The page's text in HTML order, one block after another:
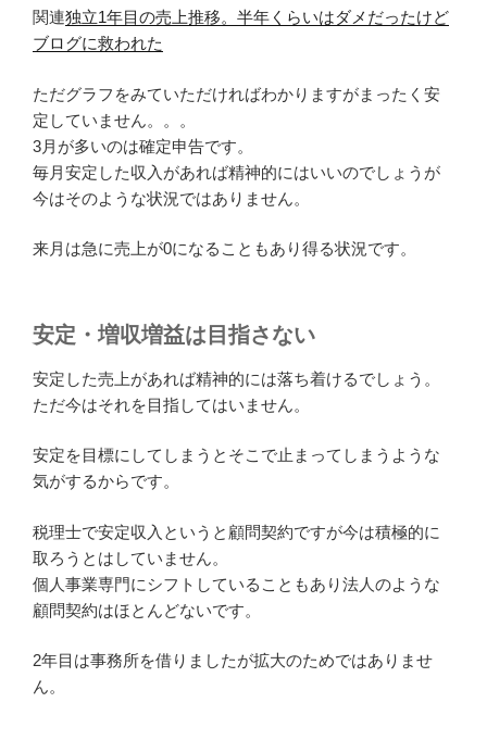
関連独立1年目の売上推移。半年くらいはダメだったけど
ブログに救われた
ただグラフをみていただければわかりますがまったく安
定していません。。。
3月が多いのは確定申告です。
毎月安定した収入があれば精神的にはいいのでしょうが
今はそのような状況ではありません。
来月は急に売上が0になることもあり得る状況です。
安定・増収増益は目指さない
安定した売上があれば精神的には落ち着けるでしょう。
ただ今はそれを目指してはいません。
安定を目標にしてしまうとそこで止まってしまうような
気がするからです。
税理士で安定収入というと顧問契約ですが今は積極的に
取ろうとはしていません。
個人事業専門にシフトしていることもあり法人のような
顧問契約はほとんどないです。
2年目は事務所を借りましたが拡大のためではありませ
ん。